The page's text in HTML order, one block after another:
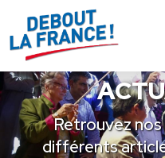
Retrouvez
différents
Panneau de gestion des